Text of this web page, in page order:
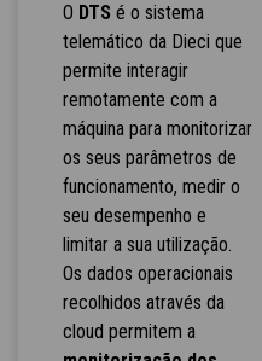
O DTS é o sistema
telemático da Dieci que
permite interagir
remotamente com a
máquina para monitorizar
os seus parâmetros de
funcionamento, medir o
seu desempenho e
limitar a sua utilização.
Os dados operacionais
recolhidos através da
cloud permitem a